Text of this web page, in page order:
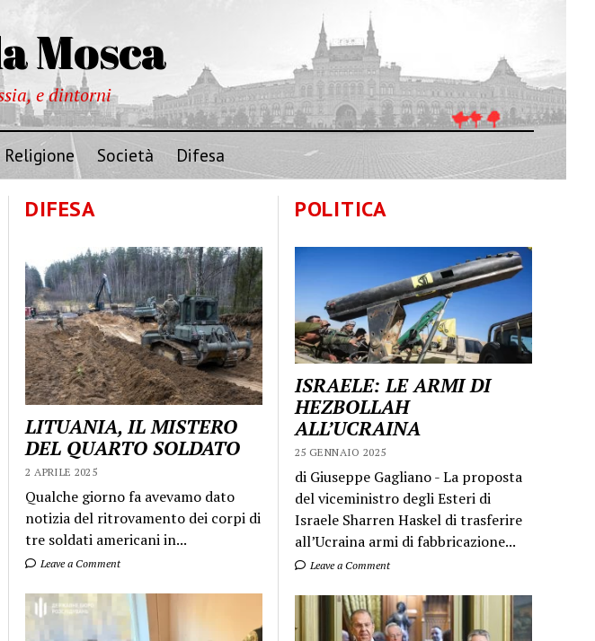
Mosca
e dintorni
Religione Società Difesa
POLITICA
ISRAELE: LE ARMI DI
HEZBOLLAH
ALL’UCRAINA
25 GENNAIO 2025
di Giuseppe Gagliano - La proposta
del viceministro degli Esteri di
Israele Sharren Haskel di trasferire
all’Ucraina armi di fabbricazione...
Leave a Comment
DIFESA
LITUANIA, IL MISTERO
DEL QUARTO SOLDATO
2 APRILE 2025
Qualche giorno fa avevamo dato
notizia del ritrovamento dei corpi di
tre soldati americani in...
Leave a Comment